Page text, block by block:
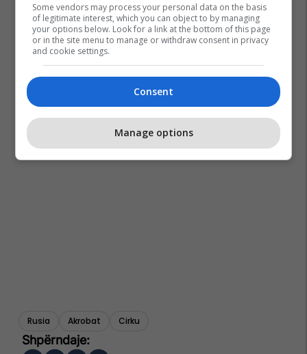
Rusia Akrobat Cirku
Some vendors may process your personal data on the basis
of legitimate interest, which you can object to by managing
your options below. Look for a link at the bottom of this page
or in the site menu to manage or withdraw consent in privacy
and cookie settings.
Consent
Manage options